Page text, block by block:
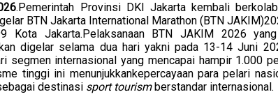
.Pemerintah Provinsi DKI Jakarta kembali
BTN Jakarta International Marathon (BTN
Kota Jakarta.Pelaksanaan BTN JAKIM 2026
digelar selama dua hari yakni pada 13-14 Juni
segmen internasional yang mencapai hampir 1.000
tinggi ini menunjukkankepercayaan para pelari
destinasi sport tourism berstandar internasional.